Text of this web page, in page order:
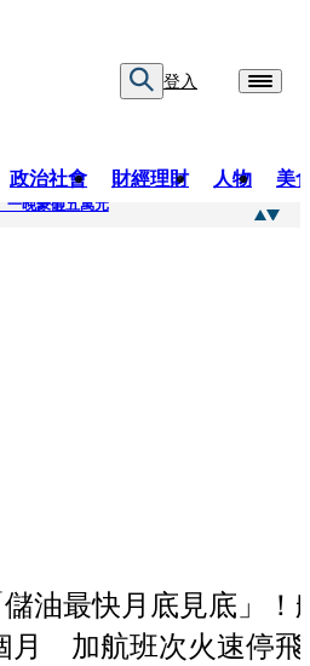
登入
政治社會 財經理財 人物 美
晚豪砸五萬元
油最快月底見底」！
月 加航班次火速停飛